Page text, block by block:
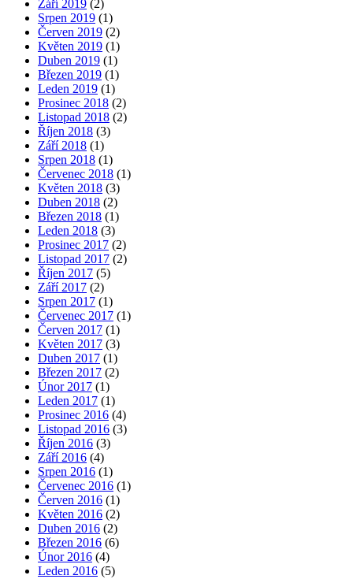
Září 2019 (2)
Srpen 2019 (1)
Červen 2019 (2)
Květen 2019 (1)
Duben 2019 (1)
Březen 2019 (1)
Leden 2019 (1)
Prosinec 2018 (2)
Listopad 2018 (2)
Říjen 2018 (3)
Září 2018 (1)
Srpen 2018 (1)
Červenec 2018 (1)
Květen 2018 (3)
Duben 2018 (2)
Březen 2018 (1)
Leden 2018 (3)
Prosinec 2017 (2)
Listopad 2017 (2)
Říjen 2017 (5)
Září 2017 (2)
Srpen 2017 (1)
Červenec 2017 (1)
Červen 2017 (1)
Květen 2017 (3)
Duben 2017 (1)
Březen 2017 (2)
Únor 2017 (1)
Leden 2017 (1)
Prosinec 2016 (4)
Listopad 2016 (3)
Říjen 2016 (3)
Září 2016 (4)
Srpen 2016 (1)
Červenec 2016 (1)
Červen 2016 (1)
Květen 2016 (2)
Duben 2016 (2)
Březen 2016 (6)
Únor 2016 (4)
Leden 2016 (5)